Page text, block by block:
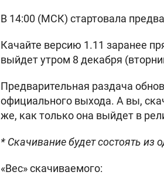
В 14:00 (МСК) стартовала
Качайте версию 1.11 заранее
выйдет утром 8 декабря
Предварительная раздача
официального выхода. А вы,
же, как только она выйдет в
* Скачивание будет состоять из
«Вес» скачиваемого: